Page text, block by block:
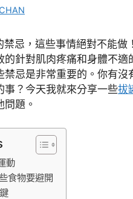
針對肌肉疼痛和身體不適
禁忌是非常重要的。你有
事？今天我就來分享一些拔
題。
動
食物要避開